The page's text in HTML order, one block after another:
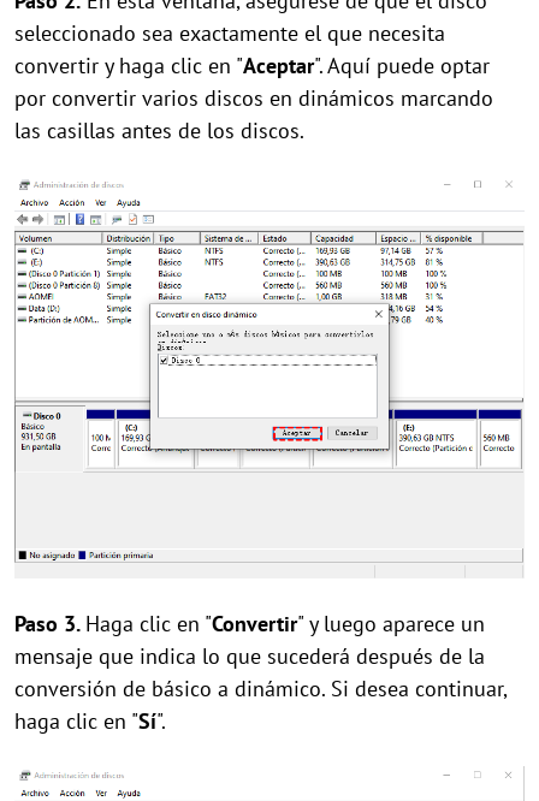
seleccionado sea exactamente el que necesita
convertir y haga clic en "Aceptar". Aquí puede optar
por convertir varios discos en dinámicos marcando
las casillas antes de los discos.
Paso 3. Haga clic en "Convertir" y luego aparece un
mensaje que indica lo que sucederá después de la
conversión de básico a dinámico. Si desea continuar,
haga clic en "Sí".